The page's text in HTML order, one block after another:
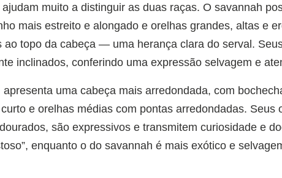
muito a distinguir as duas raças. O savannah
mais estreito e alongado e orelhas grandes, altas e
ao topo da cabeça — uma herança clara do serval.
inclinados, conferindo uma expressão selvagem e
uma cabeça mais arredondada, com
e orelhas médias com pontas arredondadas. Seus
são expressivos e transmitem curiosidade e
enquanto o do savannah é mais exótico e